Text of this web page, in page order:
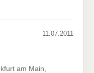
11.07.2011
am Main,